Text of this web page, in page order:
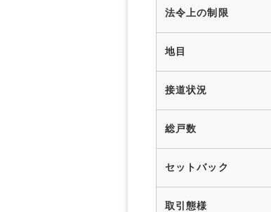
法令上の制限
地目
接道状況
総戸数
セットバック
取引態様